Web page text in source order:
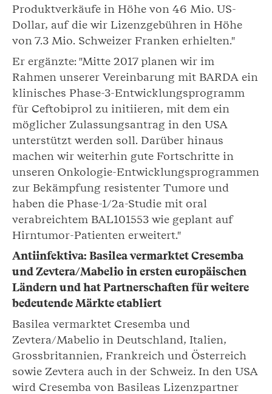
Produktverkäufe in Höhe von 46 Mio. US-
Dollar, auf die wir Lizenzgebühren in Höhe
von 7.3 Mio. Schweizer Franken erhielten."
Er ergänzte: "Mitte 2017 planen wir im
Rahmen unserer Vereinbarung mit BARDA ein
klinisches Phase-3-Entwicklungsprogramm
für Ceftobiprol zu initiieren, mit dem ein
möglicher Zulassungsantrag in den USA
unterstützt werden soll. Darüber hinaus
machen wir weiterhin gute Fortschritte in
unseren Onkologie-Entwicklungsprogrammen
zur Bekämpfung resistenter Tumore und
haben die Phase-1/2a-Studie mit oral
verabreichtem BAL101553 wie geplant auf
Hirntumor-Patienten erweitert."
Antiinfektiva: Basilea vermarktet Cresemba
und Zevtera/Mabelio in ersten europäischen
Ländern und hat Partnerschaften für weitere
bedeutende Märkte etabliert
Basilea vermarktet Cresemba und
Zevtera/Mabelio in Deutschland, Italien,
Grossbritannien, Frankreich und Österreich
sowie Zevtera auch in der Schweiz. In den USA
wird Cresemba von Basileas Lizenzpartner